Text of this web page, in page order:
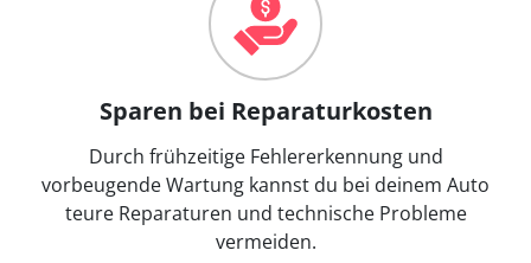
Sparen bei Reparaturkosten
Durch frühzeitige Fehlererkennung und
vorbeugende Wartung kannst du bei deinem Auto
teure Reparaturen und technische Probleme
vermeiden.